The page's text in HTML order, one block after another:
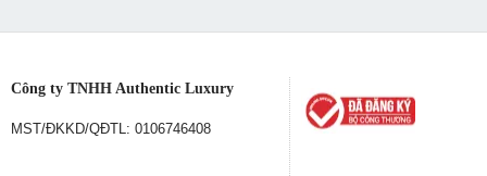
Công ty TNHH Authentic Luxury
MST/ĐKKD/QĐTL: 0106746408